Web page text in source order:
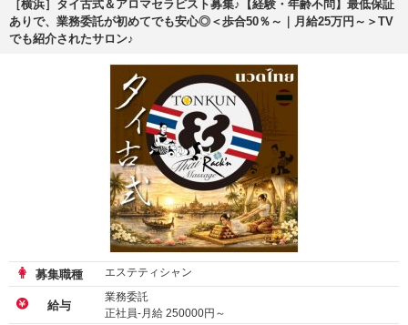
［横浜］タイ古式＆アロマセラピスト募集♪【経験・年齢不問】最低保証
ありで、業務委託が初めてでも安心◎＜歩合50％～｜月給25万円～＞TV
でも紹介されたサロン♪
募集職種 エステティシャン
給与
業務委託
正社員-月給 250000円～